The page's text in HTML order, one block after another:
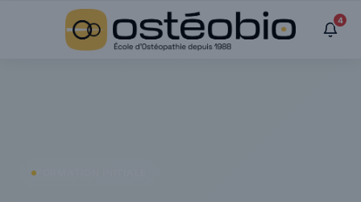
4
Panneau de gestion des cookies